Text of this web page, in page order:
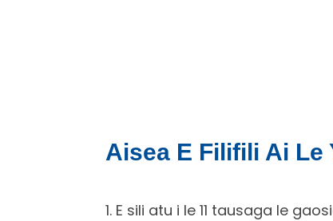
Aisea E Filifili Ai Le
1. E sili atu i le 11 tausaga le